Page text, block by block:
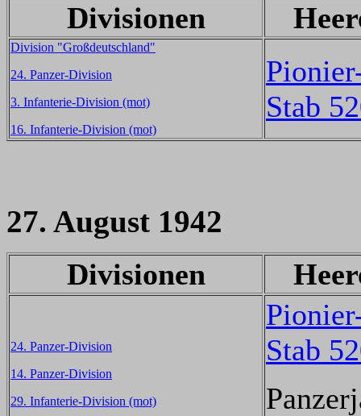
Divisionen
Division "Großdeutschland"
24. Panzer-Division
3. Infanterie-Division (mot)
16. Infanterie-Division (mot)
Stab
27. August 1942
Divisionen
24. Panzer-Division
14. Panzer-Division
29. Infanterie-Division (mot)
Stab